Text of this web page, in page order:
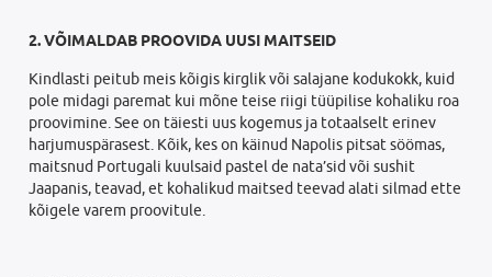
2. VÕIMALDAB PROOVIDA UUSI MAITSEID
Kindlasti peitub meis kõigis kirglik või salajane kodukokk, kuid
pole midagi paremat kui mõne teise riigi tüüpilise kohaliku roa
proovimine. See on täiesti uus kogemus ja totaalselt erinev
harjumuspärasest. Kõik, kes on käinud Napolis pitsat söömas,
maitsnud Portugali kuulsaid pastel de nata’sid või sushit
Jaapanis, teavad, et kohalikud maitsed teevad alati silmad ette
kõigele varem proovitule.